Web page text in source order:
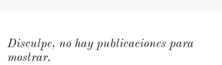
Disculpe, no hay publicaciones para
mostrar.